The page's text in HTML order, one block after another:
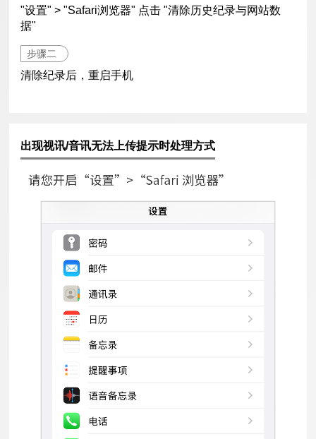
"设置" > "Safari浏览器" 点击 "清除历史纪录与网站数
据"
步骤二
清除纪录后，重启手机
出现视讯/音讯无法上传提示时处理方式